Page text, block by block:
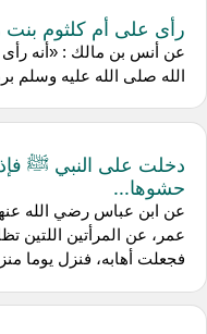
رأى على أم كلثوم
عن أنس بن مالك : «أنه
الله صلى الله عليه وسلم
دخلت على النبي ﷺ
حشوها...
عن ‌ابن عباس رضي الله
عمر، عن المرأتين اللتين
فجعلت أهابه، فنزل يوما